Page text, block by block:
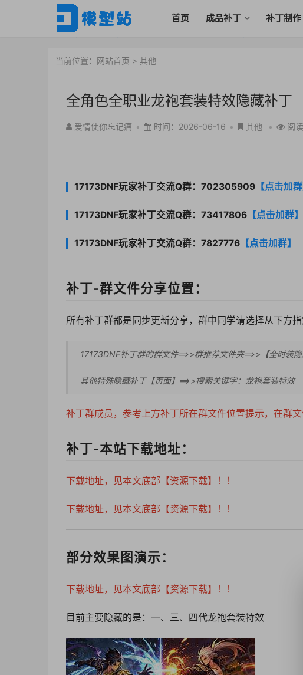
首页 成品补丁 补丁制作
当前位置： 网站首页 > 其他
全角色全职业龙袍套装特效隐藏补丁
爱情使你忘记痛 • 时间：2026-06-16 • 其他 • 阅
17173DNF玩家补丁交流Q群：702305909 【点击加群
17173DNF玩家补丁交流Q群：73417806 【点击加群】
17173DNF玩家补丁交流Q群：7827776 【点击加群】
补丁-群文件分享位置：
所有补丁群都是同步更新分享，群中同学请选择从下方指
17173DNF补丁群的群文件==>>群推荐文件夹==>>【全时装
其他特殊隐藏补丁【页面】==>>搜索关键字：龙袍套装特效
补丁群成员，参考上方补丁所在群文件位置提示，在群文
补丁-本站下载地址：
下载地址，见本文底部【资源下载】！！
下载地址，见本文底部【资源下载】！！
部分效果图演示：
下载地址，见本文底部【资源下载】！！
目前主要隐藏的是：一、三、四代龙袍套装特效